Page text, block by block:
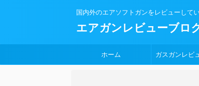
国内外のエアソフトガンをレビューして
エアガンレビューブロ
ホーム ガスガンレビ